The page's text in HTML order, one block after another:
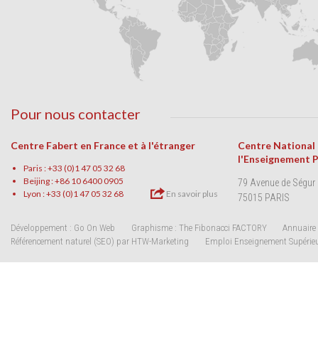
Pour nous contacter
Centre Fabert en France et à l'étranger
Paris : +33 (0)1 47 05 32 68
Beijing : +86 10 6400 0905
Lyon : +33 (0)1 47 05 32 68
En savoir plus
Centre National
l'Enseignement
79 Avenue de Ségur
75015 PARIS
Développement : Go On Web Graphisme : The Fibonacci FACTORY
Annuaire
Référencement naturel (SEO) par HTW-Marketing
Emploi Enseignement